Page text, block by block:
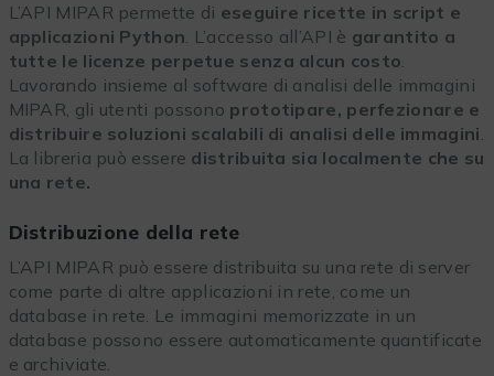
L’API MIPAR permette di eseguire ricette in script e
applicazioni Python. L’accesso all’API è garantito a
tutte le licenze perpetue senza alcun costo.
Lavorando insieme al software di analisi delle immagini
MIPAR, gli utenti possono prototipare, perfezionare e
distribuire soluzioni scalabili di analisi delle immagini.
La libreria può essere distribuita sia localmente che su
una rete.
Distribuzione della rete
L’API MIPAR può essere distribuita su una rete di server
come parte di altre applicazioni in rete, come un
database in rete. Le immagini memorizzate in un
database possono essere automaticamente quantificate
e archiviate.